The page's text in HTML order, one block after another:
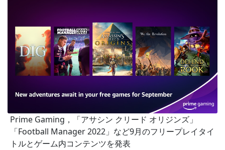
Prime Gaming，「アサシン クリード オリジンズ」
「Football Manager 2022」など9月のフリープレイタイ
トルとゲーム内コンテンツを発表